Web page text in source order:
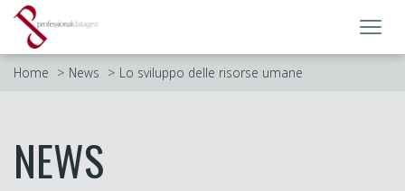
Home News Lo sviluppo delle risorse umane
NEWS